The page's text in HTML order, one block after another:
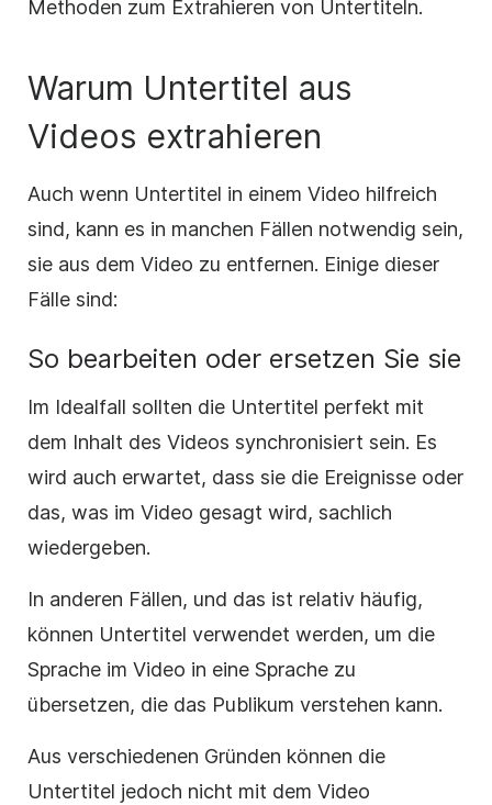
Methoden zum Extrahieren von Untertiteln.
Warum Untertitel aus
Videos extrahieren
Auch wenn Untertitel in einem Video hilfreich
sind, kann es in manchen Fällen notwendig sein,
sie aus dem Video zu entfernen. Einige dieser
Fälle sind:
So bearbeiten oder ersetzen Sie sie
Im Idealfall sollten die Untertitel perfekt mit
dem Inhalt des Videos synchronisiert sein. Es
wird auch erwartet, dass sie die Ereignisse oder
das, was im Video gesagt wird, sachlich
wiedergeben.
In anderen Fällen, und das ist relativ häufig,
können Untertitel verwendet werden, um die
Sprache im Video in eine Sprache zu
übersetzen, die das Publikum verstehen kann.
Aus verschiedenen Gründen können die
Untertitel jedoch nicht mit dem Video